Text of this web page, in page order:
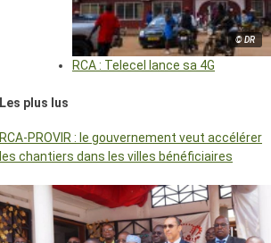
© DR
RCA : Telecel lance sa 4G
Les plus lus
RCA-PROVIR : le gouvernement veut accélérer
les chantiers dans les villes bénéficiaires